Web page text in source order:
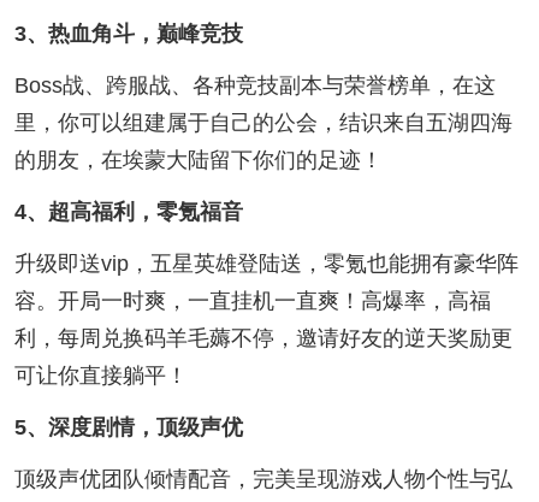
3、热血角斗，巅峰竞技
Boss战、跨服战、各种竞技副本与荣誉榜单，在这
里，你可以组建属于自己的公会，结识来自五湖四海
的朋友，在埃蒙大陆留下你们的足迹！
4、超高福利，零氪福音
升级即送vip，五星英雄登陆送，零氪也能拥有豪华阵
容。开局一时爽，一直挂机一直爽！高爆率，高福
利，每周兑换码羊毛薅不停，邀请好友的逆天奖励更
可让你直接躺平！
5、深度剧情，顶级声优
顶级声优团队倾情配音，完美呈现游戏人物个性与弘